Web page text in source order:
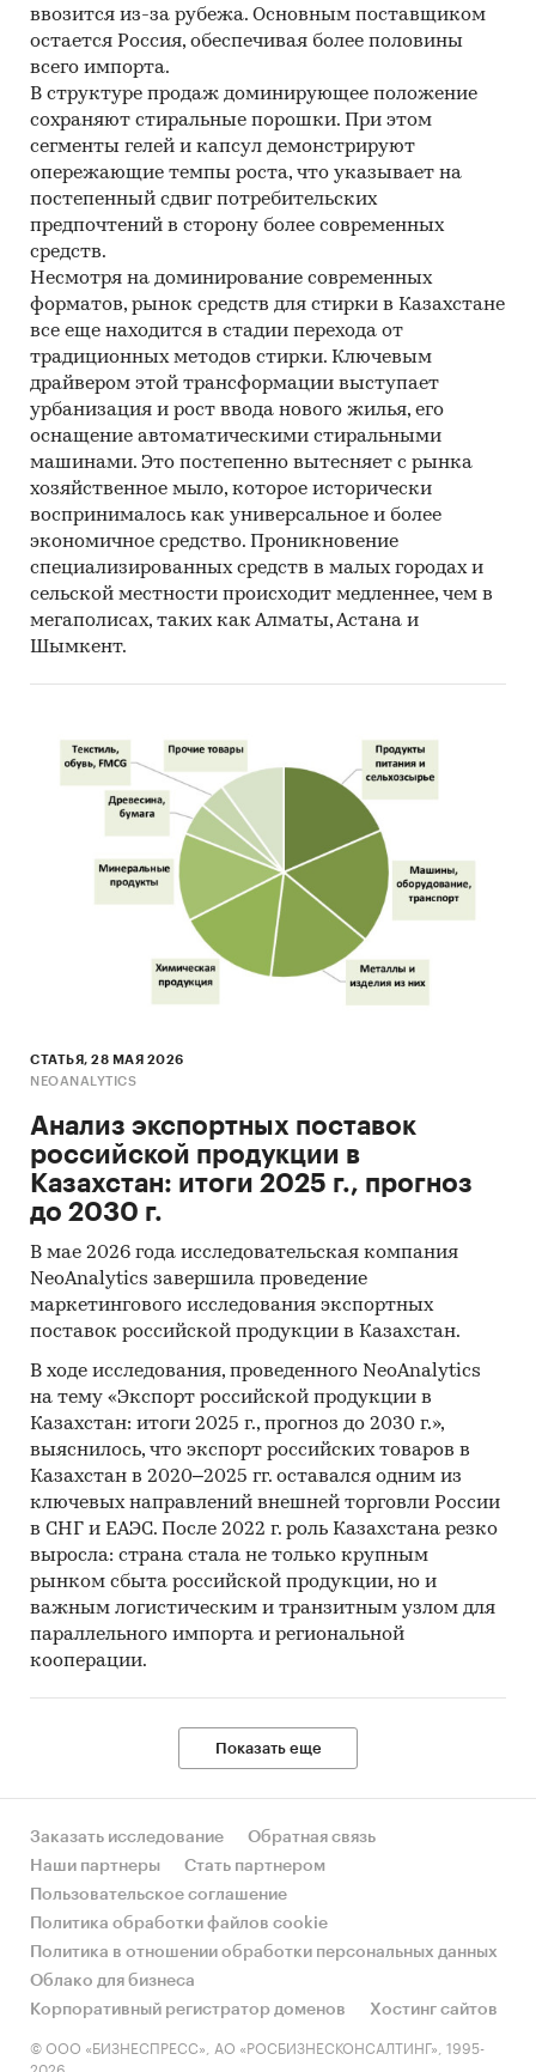
ввозится из-за рубежа. Основным поставщиком
остается Россия, обеспечивая более половины
всего импорта.
В структуре продаж доминирующее положение
сохраняют стиральные порошки. При этом
сегменты гелей и капсул демонстрируют
опережающие темпы роста, что указывает на
постепенный сдвиг потребительских
предпочтений в сторону более современных
средств.
Несмотря на доминирование современных
форматов, рынок средств для стирки в Казахстане
все еще находится в стадии перехода от
традиционных методов стирки. Ключевым
драйвером этой трансформации выступает
урбанизация и рост ввода нового жилья, его
оснащение автоматическими стиральными
машинами. Это постепенно вытесняет с рынка
хозяйственное мыло, которое исторически
воспринималось как универсальное и более
экономичное средство. Проникновение
специализированных средств в малых городах и
сельской местности происходит медленнее, чем в
мегаполисах, таких как Алматы, Астана и
Шымкент.
СТАТЬЯ, 28 МАЯ 2026
NEOANALYTICS
Анализ экспортных поставок
российской продукции в
Казахстан: итоги 2025 г., прогноз
до 2030 г.
В мае 2026 года исследовательская компания
NeoAnalytics завершила проведение
маркетингового исследования экспортных
поставок российской продукции в Казахстан.
В ходе исследования, проведенного NeoAnalytics
на тему «Экспорт российской продукции в
Казахстан: итоги 2025 г., прогноз до 2030 г.»,
выяснилось, что экспорт российских товаров в
Казахстан в 2020–2025 гг. оставался одним из
ключевых направлений внешней торговли России
в СНГ и ЕАЭС. После 2022 г. роль Казахстана резко
выросла: страна стала не только крупным
рынком сбыта российской продукции, но и
важным логистическим и транзитным узлом для
параллельного импорта и региональной
кооперации.
Показать еще
Заказать исследование
Обратная связь
Наши партнеры
Стать партнером
Пользовательское соглашение
Политика обработки файлов cookie
Политика в отношении обработки персональных данных
Облако для бизнеса
Корпоративный регистратор доменов
Хостинг сайтов
© ООО «БИЗНЕСПРЕСС», АО «РОСБИЗНЕСКОНСАЛТИНГ», 1995-